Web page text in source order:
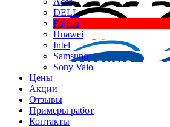
DELL
Fujitsu
Huawei
Intel
Samsung
Sony Vaio
Цены
Акции
Отзывы
Примеры работ
Контакты